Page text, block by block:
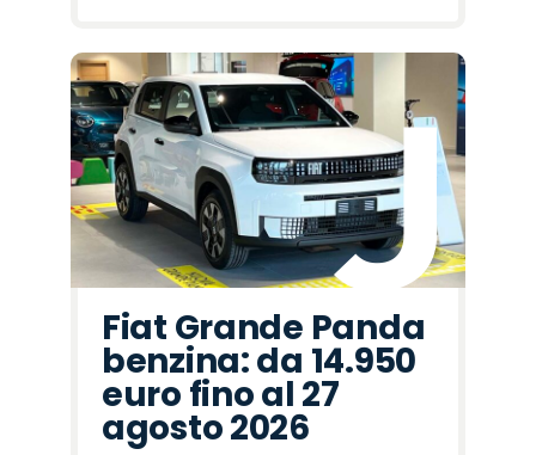
Fiat Grande Panda
benzina: da 14.950
euro fino al 27
agosto 2026